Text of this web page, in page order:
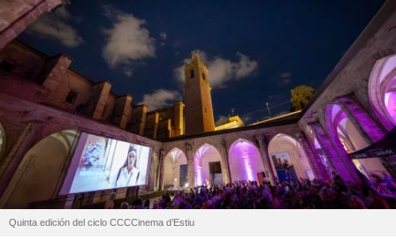
Quinta edición del ciclo CCCCinema d’Estiu